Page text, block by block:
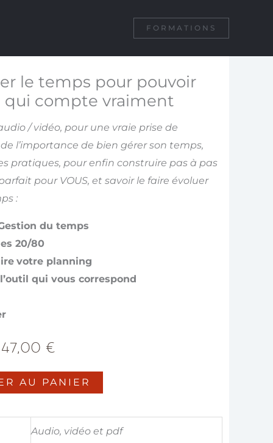
FORMATIONS
le temps pour pouvoir
qui compte vraiment
/ vidéo, pour une vraie prise de
l’importance de bien gérer son temps,
pratiques, pour enfin construire pas à pas
pour VOUS, et savoir le faire évoluer
:
du temps
20/80
votre planning
qui vous correspond
Le
prix
initial
était :
47,00 €
prix
actuel
est :
AU PANIER
Audio, vidéo et pdf